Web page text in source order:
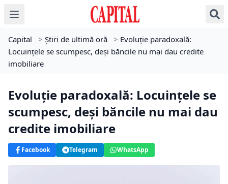
Capital > Știri de ultimă oră > Evoluţie paradoxală:
Locuinţele se scumpesc, deşi băncile nu mai dau credite
imobiliare
Evoluţie paradoxală: Locuinţele se
scumpesc, deşi băncile nu mai dau
credite imobiliare
Facebook Telegram WhatsApp